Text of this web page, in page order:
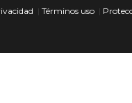
| Términos uso |